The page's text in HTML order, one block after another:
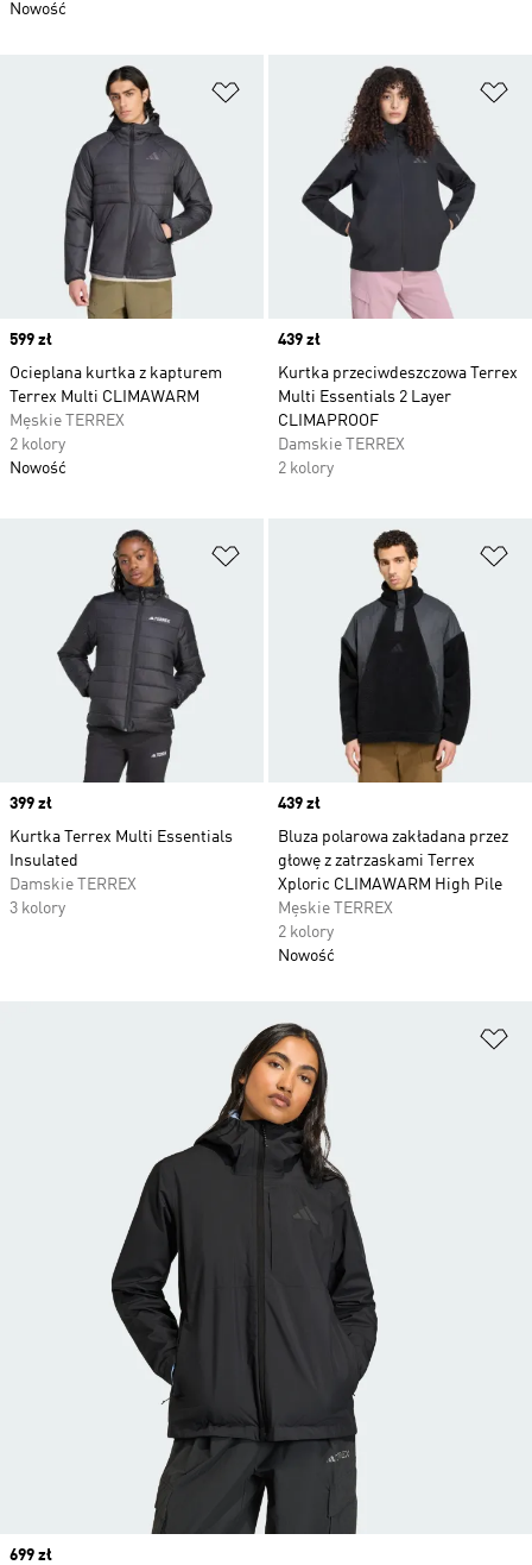
Dodaj do listy życzeń
Price
599 zł
Ocieplana kurtka z kapturem
Terrex Multi CLIMAWARM
Męskie TERREX
2 kolory
Nowość
Price
439 zł
Kurtka przeciwdeszczowa Terrex
Multi Essentials 2 Layer
CLIMAPROOF
Damskie TERREX
2 kolory
Dodaj do listy życzeń
Price
399 zł
Kurtka Terrex Multi Essentials
Insulated
Damskie TERREX
3 kolory
Price
439 zł
Bluza polarowa zakładana przez
głowę z zatrzaskami Terrex
Xploric CLIMAWARM High Pile
Męskie TERREX
2 kolory
Nowość
Nowość
Price
699 zł